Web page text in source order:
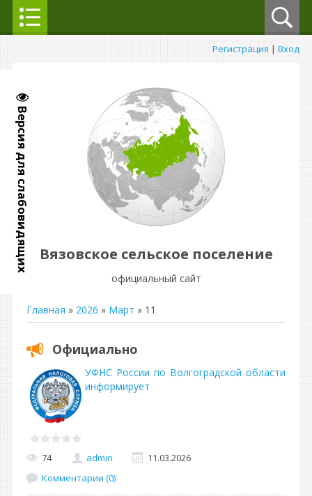
Версия для слабовидящих
Регистрация | Вход
Вязовское сельское поселение
официальный сайт
Главная » 2026 » Март » 11
Официально
УФНС России по Волгоградской области
информирует
74 admin
11.03.2026
Комментарии (0)